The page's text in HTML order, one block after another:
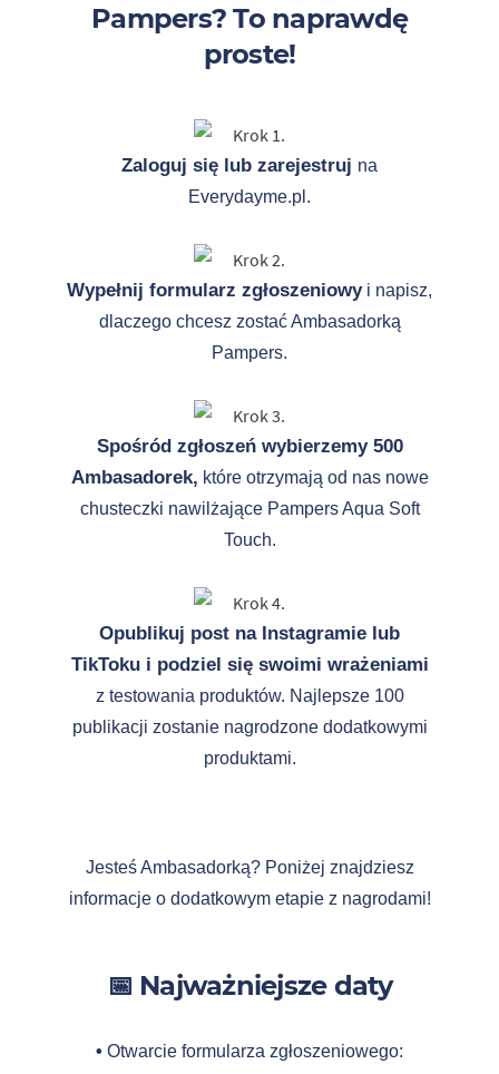
Pampers? To naprawdę
proste!
Zaloguj się lub zarejestruj na
Everydayme.pl.
Wypełnij formularz zgłoszeniowyi napisz,
dlaczego chcesz zostać Ambasadorką
Pampers.
Spośród zgłoszeń wybierzemy 500
Ambasadorek, które otrzymają od nas nowe
chusteczki nawilżające Pampers Aqua Soft
Touch.
Opublikuj post na Instagramie lub
TikToku i podziel się swoimi wrażeniami
z testowania produktów. Najlepsze 100
publikacji zostanie nagrodzone dodatkowymi
produktami.
Jesteś Ambasadorką? Poniżej znajdziesz
informacje o dodatkowym etapie z nagrodami!
📅 Najważniejsze daty
• Otwarcie formularza zgłoszeniowego: